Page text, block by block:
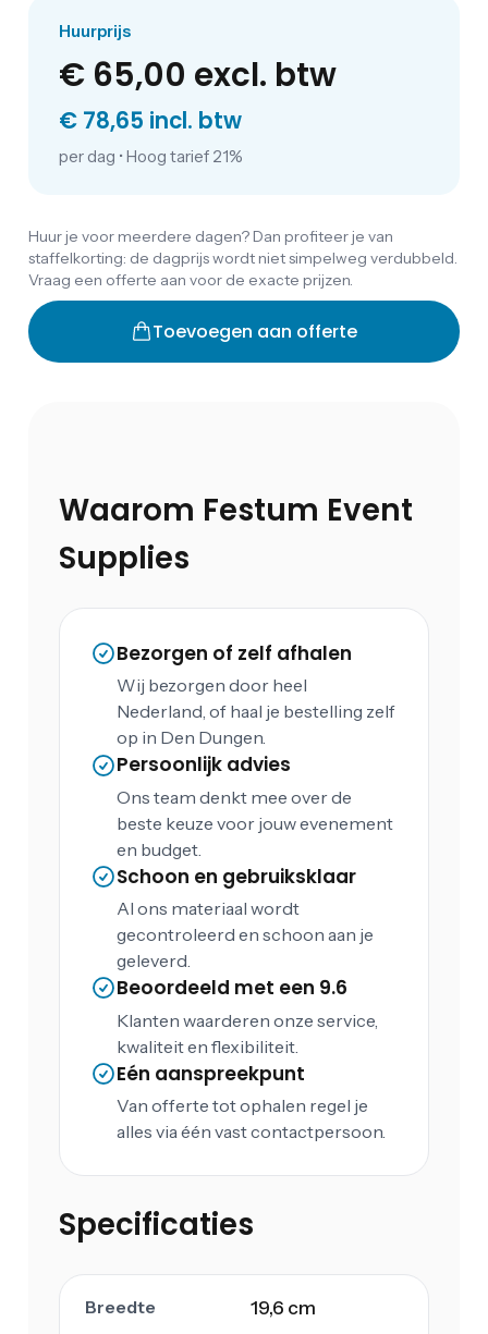
Huurprijs
€ 65,00 excl. btw
€ 78,65 incl. btw
per dag • Hoog tarief 21%
Huur je voor meerdere dagen? Dan profiteer je van
staffelkorting: de dagprijs wordt niet simpelweg verdubbeld.
Vraag een offerte aan voor de exacte prijzen.
Toevoegen aan offerte
Waarom Festum Event
Supplies
Bezorgen of zelf afhalen
Wij bezorgen door heel
Nederland, of haal je bestelling zelf
op in Den Dungen.
Persoonlijk advies
Ons team denkt mee over de
beste keuze voor jouw evenement
en budget.
Schoon en gebruiksklaar
Al ons materiaal wordt
gecontroleerd en schoon aan je
geleverd.
Beoordeeld met een 9.6
Klanten waarderen onze service,
kwaliteit en flexibiliteit.
Eén aanspreekpunt
Van offerte tot ophalen regel je
alles via één vast contactpersoon.
Specificaties
Breedte 19,6 cm